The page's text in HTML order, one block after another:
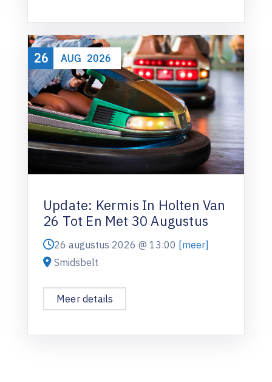
26 AUG 2026
Update: Kermis In Holten Van
26 Tot En Met 30 Augustus
26 augustus 2026 @ 13:00 [meer]
Smidsbelt
Meer details